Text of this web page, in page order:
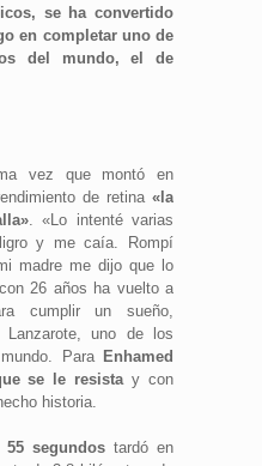
se ha convertido
en completar uno de
del mundo, el de
vez que montó en
de retina «la
. «Lo intenté varias
y me caía. Rompí
madre me dijo que lo
26 años ha vuelto a
cumplir un sueño,
uno de los
Para Enhamed
se le resistay con
historia.
segundostardó en